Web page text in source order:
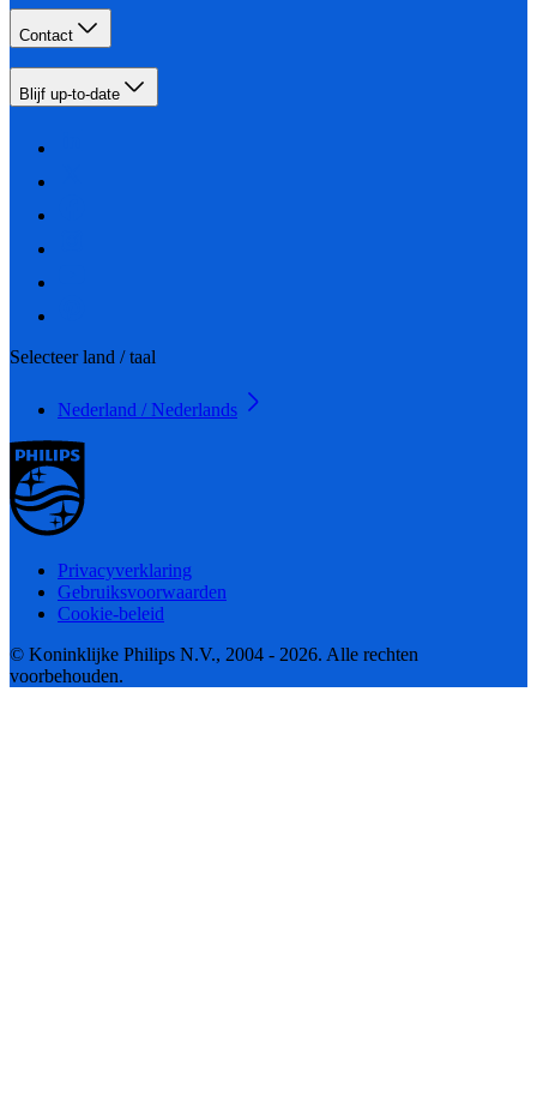
Contact
Blijf up-to-date
Selecteer land / taal
Nederland / Nederlands
Privacyverklaring
Gebruiksvoorwaarden
Cookie-beleid
© Koninklijke Philips N.V., 2004 - 2026. Alle rechten
voorbehouden.